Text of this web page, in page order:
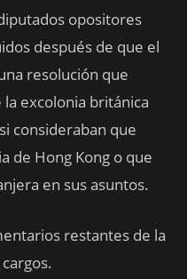
opositores
después de que el
resolución que
excolonia británica
consideraban que
de Hong Kong o que
en sus asuntos.
restantes de la